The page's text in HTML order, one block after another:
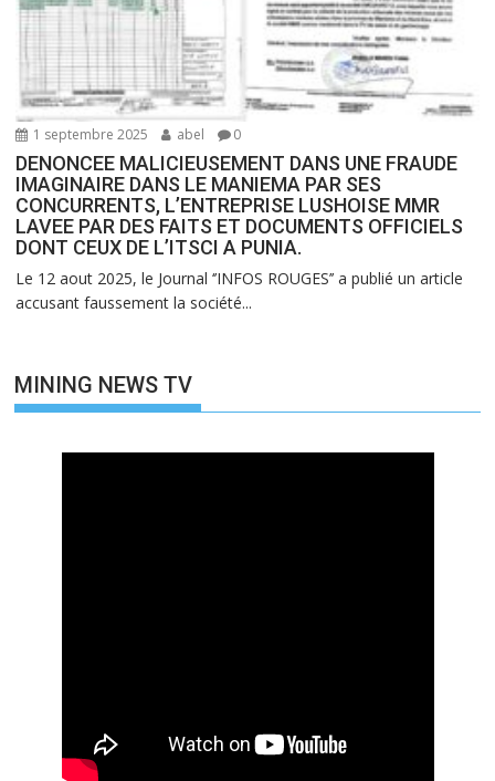
1 septembre 2025 abel 0
DENONCEE MALICIEUSEMENT DANS UNE FRAUDE
IMAGINAIRE DANS LE MANIEMA PAR SES
CONCURRENTS, L’ENTREPRISE LUSHOISE MMR
LAVEE PAR DES FAITS ET DOCUMENTS OFFICIELS
DONT CEUX DE L’ITSCI A PUNIA.
Le 12 aout 2025, le Journal ‘’INFOS ROUGES’’ a publié un article
accusant faussement la société...
MINING NEWS TV